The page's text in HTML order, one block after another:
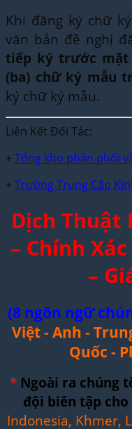
Khi đăng ký chữ
văn bản đề nghị
tiếp ký trước mặt
(ba) chữ ký mẫu
ký chữ ký mẫu.
Liên Kết Đối Tác:
+ Tổng kho phân phối
+ Trường Trung Cấp
Dịch Thuật
– Chính
–
(8 ngôn ngữ
Việt - Anh -
Quốc -
* Ngoài ra chúng
đội biên tập
Indonesia, Khmer,